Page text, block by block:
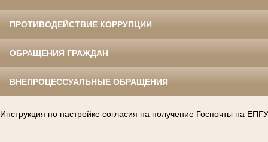
ПРОТИВОДЕЙСТВИЕ КОРРУПЦИИ
ОБРАЩЕНИЯ ГРАЖДАН
ВНЕПРОЦЕССУАЛЬНЫЕ ОБРАЩЕНИЯ
Инструкция по настройке согласия на получение Госпочты на